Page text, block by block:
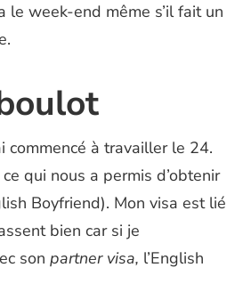
le week-end même s’il fait un
commencé à travailler le 24.
qui nous a permis d’obtenir
Boyfriend). Mon visa est lié
bien car si je
son partner visa, l’English